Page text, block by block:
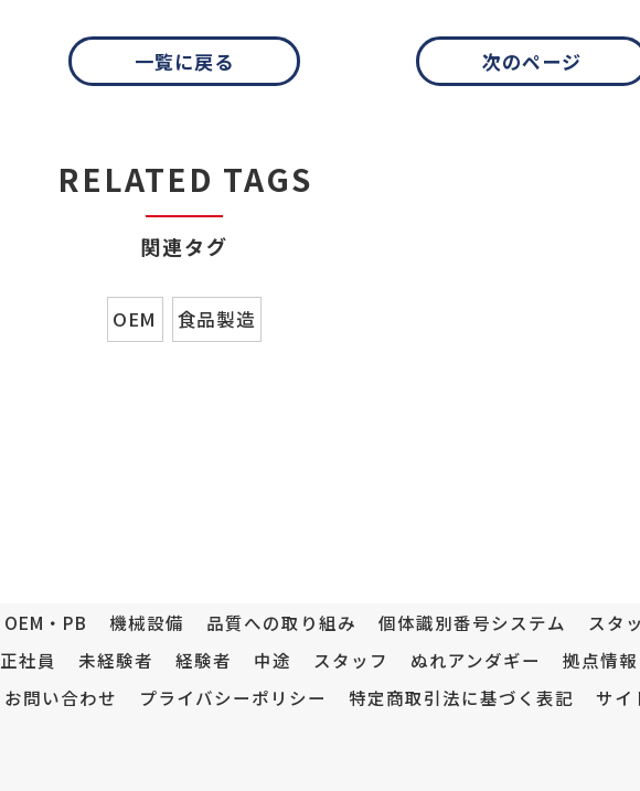
一覧に戻る 次のページ
RELATED TAGS
関連タグ
OEM 食品製造
OEM・PB 機械設備 品質への取り組み 個体識別番号システム スタ
正社員 未経験者 経験者 中途 スタッフ ぬれアンダギー 拠点情報
お問い合わせ プライバシーポリシー 特定商取引法に基づく表記 サイ